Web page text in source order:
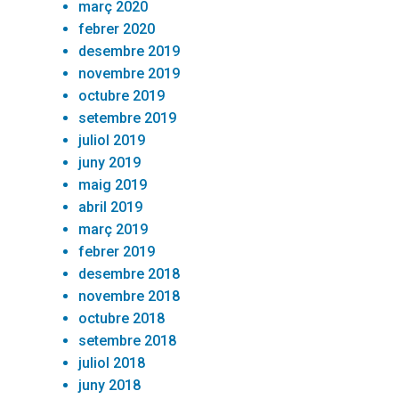
març 2020
febrer 2020
desembre 2019
novembre 2019
octubre 2019
setembre 2019
juliol 2019
juny 2019
maig 2019
abril 2019
març 2019
febrer 2019
desembre 2018
novembre 2018
octubre 2018
setembre 2018
juliol 2018
juny 2018